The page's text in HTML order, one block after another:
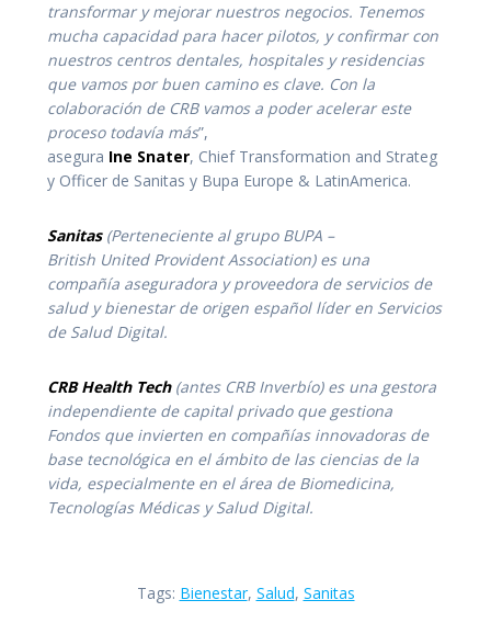
transformar y mejorar nuestros negocios. Tenemos
mucha capacidad para hacer pilotos, y confirmar con
nuestros centros dentales, hospitales y residencias
que vamos por buen camino es clave. Con la
colaboración de CRB vamos a poder acelerar este
proceso todavía más”,
asegura Ine Snater, Chief Transformation and Strateg
y Officer de Sanitas y Bupa Europe & LatinAmerica.
Sanitas (Perteneciente al grupo BUPA –
British United Provident Association) es una
compañía aseguradora y proveedora de servicios de
salud y bienestar de origen español líder en Servicios
de Salud Digital.
CRB Health Tech (antes CRB Inverbío) es una gestora
independiente de capital privado que gestiona
Fondos que invierten en compañías innovadoras de
base tecnológica en el ámbito de las ciencias de la
vida, especialmente en el área de Biomedicina,
Tecnologías Médicas y Salud Digital.
Tags: Bienestar, Salud, Sanitas